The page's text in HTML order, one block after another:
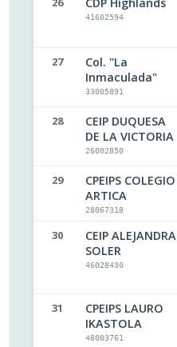
41602594
27
Col. "La
Inmaculada"
33005891
28
CEIP DUQUESA
DE LA VICTORIA
26002850
29
CPEIPS COLEGIO
ARTICA
28067318
30
CEIP ALEJANDRA
SOLER
46028430
31
CPEIPS LAURO
IKASTOLA
48003761